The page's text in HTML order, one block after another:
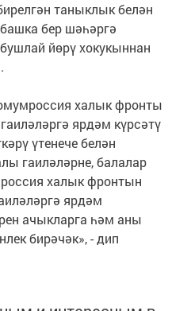
таныклык белән
бер шәһәргә
йөрү хокукыннан
халык фронты
ярдәм күрсәтү
үтенече белән
гаиләләрне, балалар
халык фронтын
ярдәм
ачыкларга һәм аны
бирәчәк», - дип